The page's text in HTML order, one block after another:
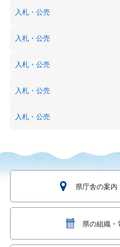
入札・公売
入札・公売
入札・公売
入札・公売
入札・公売
県庁舎の案内
県の組織・